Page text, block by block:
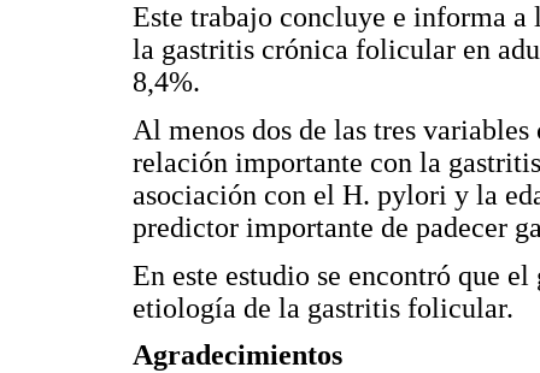
Este trabajo concluye e informa
la gastritis crónica folicular en
8,4%.
Al menos dos de las tres
relación importante con la
asociación con el H. pylori y la
predictor importante de padecer
En este estudio se encontró que
etiología de la gastritis folicular.
Agradecimientos